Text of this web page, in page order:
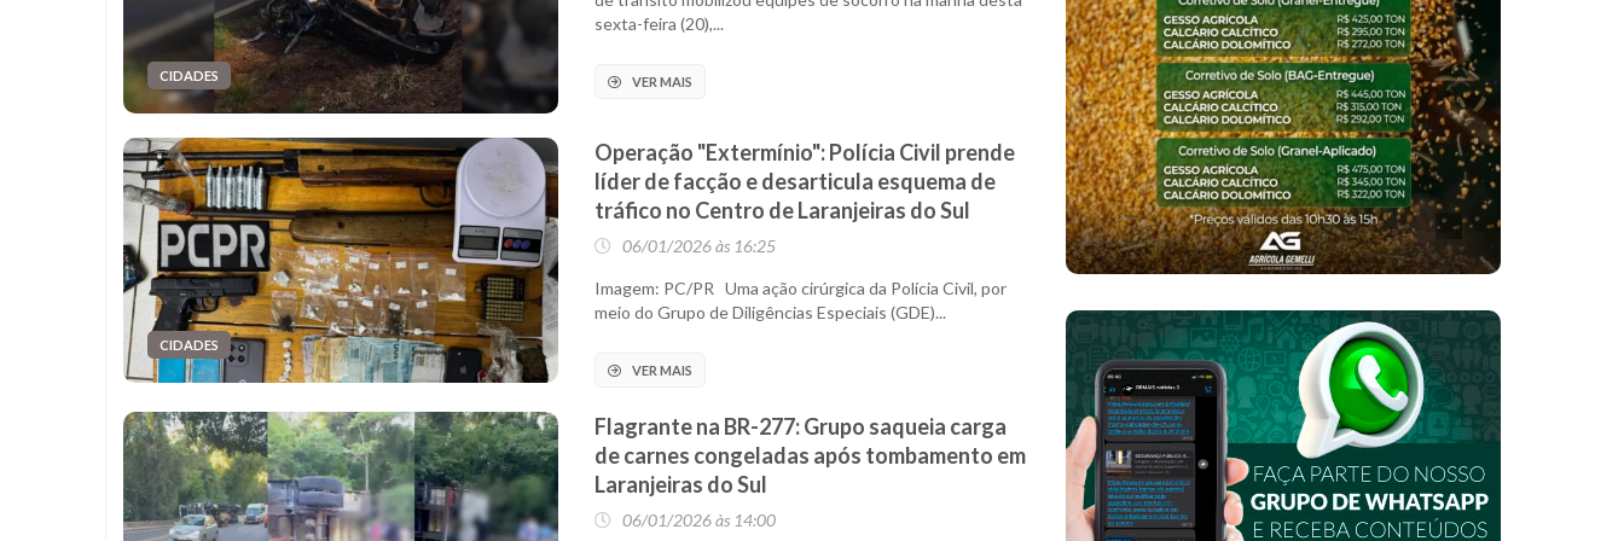
CIDADES
sexta-feira (20),...
VER MAIS
CIDADES
Operação "Extermínio": Polícia Civil prende
líder de facção e desarticula esquema de
tráfico no Centro de Laranjeiras do Sul
06/01/2026 às 16:25
Imagem: PC/PR Uma ação cirúrgica da Polícia Civil, por
meio do Grupo de Diligências Especiais (GDE)...
VER MAIS
Flagrante na BR-277: Grupo saqueia carga
de carnes congeladas após tombamento em
Laranjeiras do Sul
06/01/2026 às 14:00